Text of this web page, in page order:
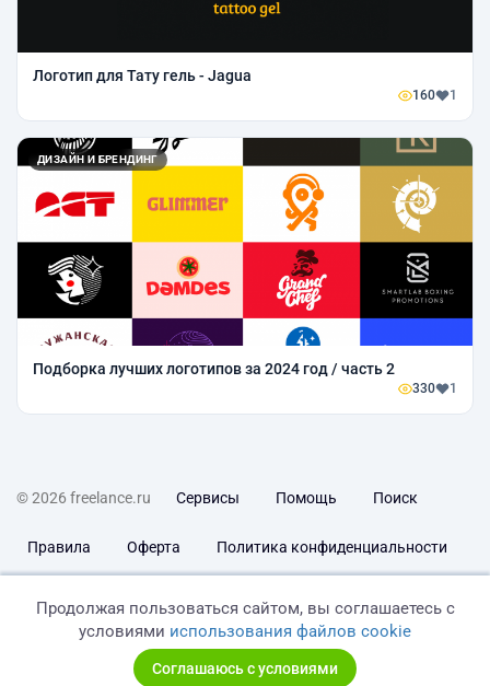
Логотип для Тату гель - Jagua
160 1
ДИЗАЙН И БРЕНДИНГ
Подборка лучших логотипов за 2024 год / часть 2
330 1
© 2026 freelance.ru Сервисы Помощь Поиск
Правила Оферта Политика конфиденциальности
Продолжая пользоваться сайтом, вы соглашаетесь с
условиями использования файлов cookie
Соглашаюсь с условиями